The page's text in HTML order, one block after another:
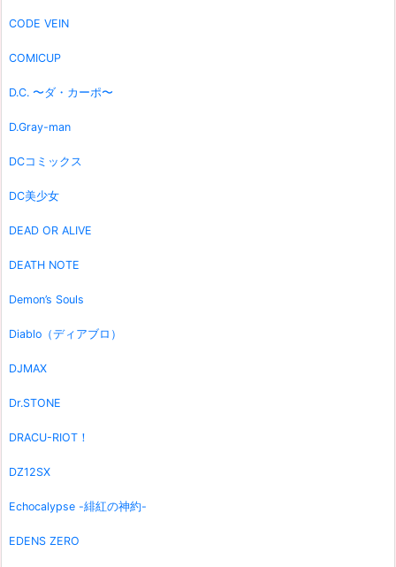
CODE VEIN
COMICUP
D.C. 〜ダ・カーポ〜
D.Gray-man
DCコミックス
DC美少女
DEAD OR ALIVE
DEATH NOTE
Demon’s Souls
Diablo（ディアブロ）
DJMAX
Dr.STONE
DRACU-RIOT！
DZ12SX
Echocalypse -緋紅の神約-
EDENS ZERO